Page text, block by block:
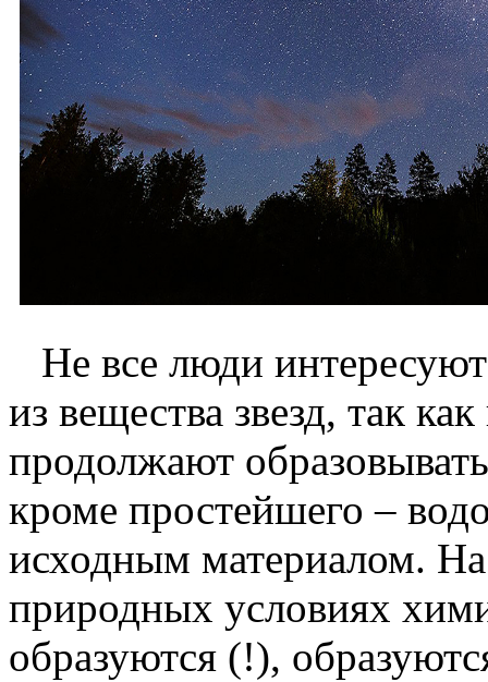
Не все люди
из вещества звезд, так
продолжают
кроме простейшего –
исходным материалом.
природных условиях
образуются (!),